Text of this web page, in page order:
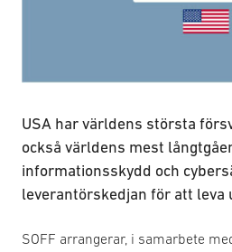
USA har världens största
också världens mest
informationsskydd och
leverantörskedjan för att leva
SOFF arrangerar, i samarbete